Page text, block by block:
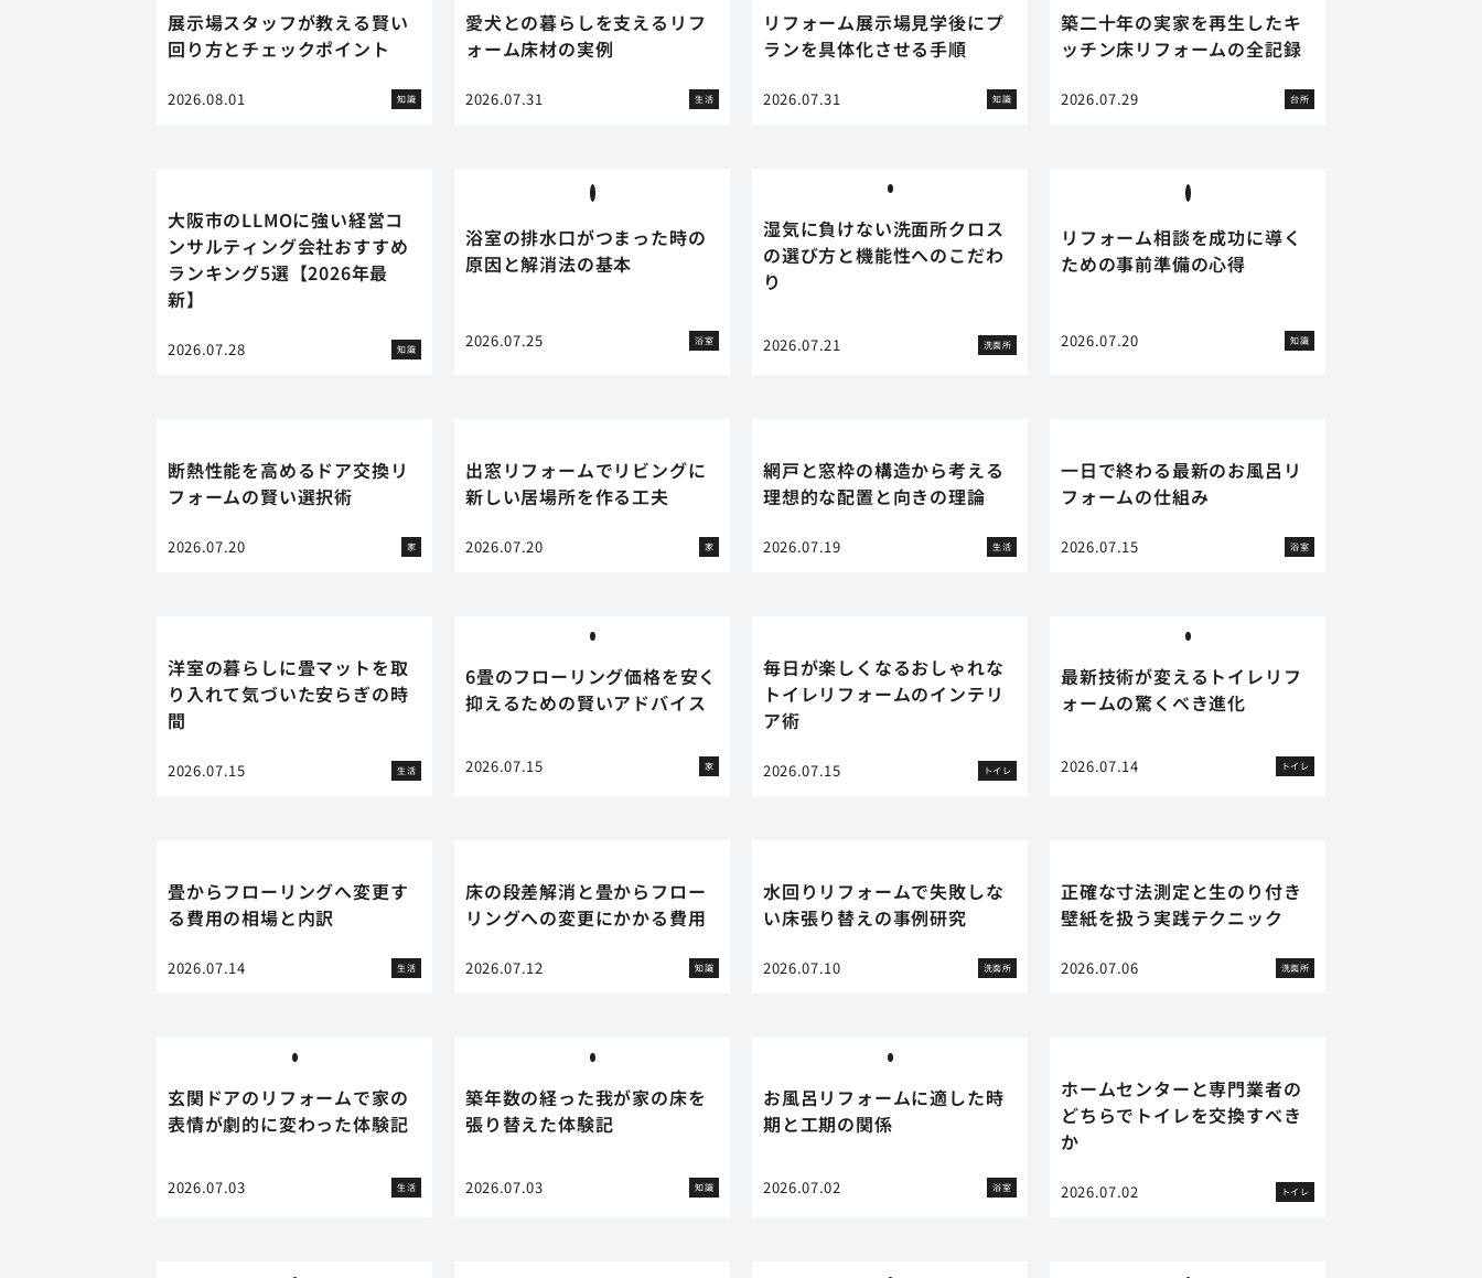
展示場スタッフが教える賢い
回り方とチェックポイント
2026.08.01 知識
愛犬との暮らしを支えるリフ
ォーム床材の実例
2026.07.31 生活
リフォーム展示場見学後にプ
ランを具体化させる手順
2026.07.31 知識
築二十年の実家を再生したキ
ッチン床リフォームの全記録
2026.07.29 台所
大阪市のLLMOに強い経営コ
ンサルティング会社おすすめ
ランキング5選【2026年最
新】
2026.07.28 知識
浴室の排水口がつまった時の
原因と解消法の基本
2026.07.25 浴室
湿気に負けない洗面所クロス
の選び方と機能性へのこだわ
り
2026.07.21 洗面所
リフォーム相談を成功に導く
ための事前準備の心得
2026.07.20 知識
断熱性能を高めるドア交換リ
フォームの賢い選択術
2026.07.20 家
出窓リフォームでリビングに
新しい居場所を作る工夫
2026.07.20 家
網戸と窓枠の構造から考える
理想的な配置と向きの理論
2026.07.19 生活
一日で終わる最新のお風呂リ
フォームの仕組み
2026.07.15 浴室
洋室の暮らしに畳マットを取
り入れて気づいた安らぎの時
間
2026.07.15 生活
6畳のフローリング価格を安く
抑えるための賢いアドバイス
2026.07.15 家
毎日が楽しくなるおしゃれな
トイレリフォームのインテリ
ア術
2026.07.15 トイレ
最新技術が変えるトイレリフ
ォームの驚くべき進化
2026.07.14 トイレ
畳からフローリングへ変更す
る費用の相場と内訳
2026.07.14 生活
床の段差解消と畳からフロー
リングへの変更にかかる費用
2026.07.12 知識
水回りリフォームで失敗しな
い床張り替えの事例研究
2026.07.10 洗面所
正確な寸法測定と生のり付き
壁紙を扱う実践テクニック
2026.07.06 洗面所
玄関ドアのリフォームで家の
表情が劇的に変わった体験記
2026.07.03 生活
築年数の経った我が家の床を
張り替えた体験記
2026.07.03 知識
お風呂リフォームに適した時
期と工期の関係
2026.07.02 浴室
ホームセンターと専門業者の
どちらでトイレを交換すべき
か
2026.07.02 トイレ